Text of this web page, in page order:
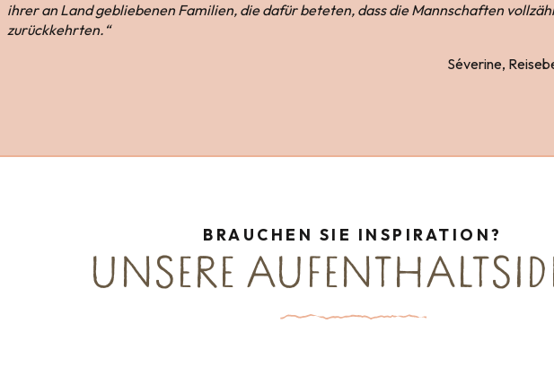
ihrer an Land gebliebenen Familien, die dafür beteten, dass die Mannschaften
zurückkehrten.“
Séverine,
BRAUCHEN SIE INSPIRATION?
UNSERE